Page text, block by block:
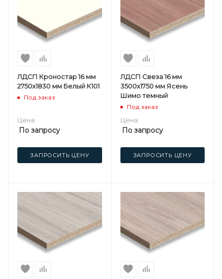
ЛДСП Кроностар 16 мм
2750х1830 мм Белый К101
Под заказ
Цена:
По запросу
ЗАПРОСИТЬ ЦЕНУ
ЛДСП Свеза 16 мм
3500х1750 мм Ясень
Шимо темный
Под заказ
Цена:
По запросу
ЗАПРОСИТЬ ЦЕНУ